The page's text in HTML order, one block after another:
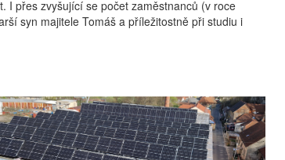
I přes zvyšující se počet zaměstnanců (v roce
syn majitele Tomáš a příležitostně při studiu i